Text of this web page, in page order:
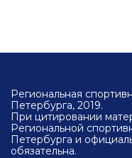
Региональная
Петербурга, 2019.
При цитировании
Региональной
Петербурга и
обязательна.